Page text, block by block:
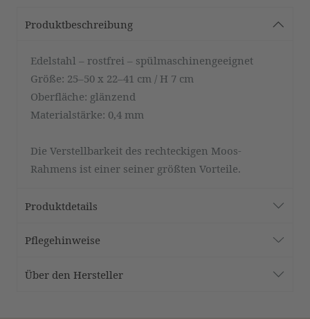
Produktbeschreibung
Edelstahl – rostfrei – spülmaschinengeeignet
Größe: 25–50 x 22–41 cm / H 7 cm
Oberfläche: glänzend
Materialstärke: 0,4 mm
Die Verstellbarkeit des rechteckigen Moos-
Rahmens ist einer seiner größten Vorteile.
Produktdetails
Pflegehinweise
Über den Hersteller